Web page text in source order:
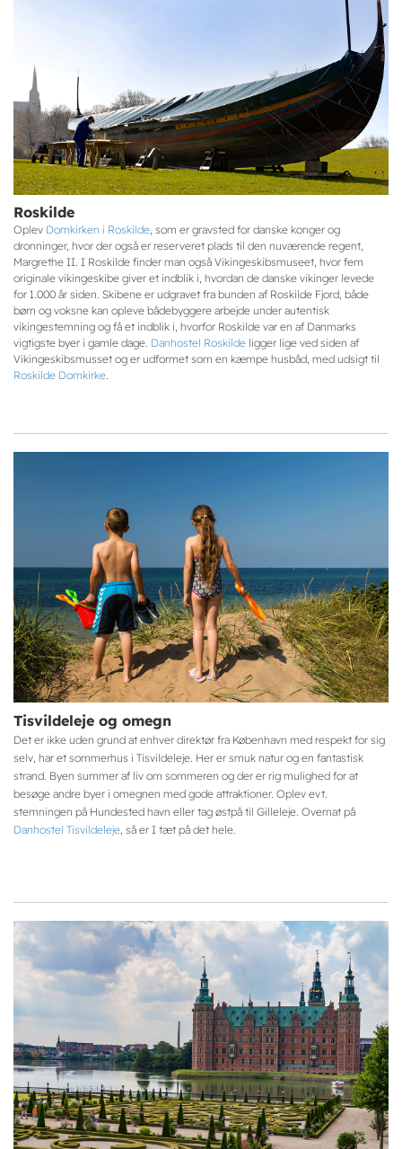
Roskilde
Oplev Domkirken i Roskilde, som er gravsted for danske konger og
dronninger, hvor der også er reserveret plads til den nuværende regent,
Margrethe II. I Roskilde finder man også Vikingeskibsmuseet, hvor fem
originale vikingeskibe giver et indblik i, hvordan de danske vikinger levede
for 1.000 år siden. Skibene er udgravet fra bunden af Roskilde Fjord, både
børn og voksne kan opleve bådebyggere arbejde under autentisk
vikingestemning og få et indblik i, hvorfor Roskilde var en af Danmarks
vigtigste byer i gamle dage. Danhostel Roskilde ligger lige ved siden af
Vikingeskibsmusset og er udformet som en kæmpe husbåd, med udsigt til
Roskilde Domkirke.
Tisvildeleje og omegn
Det er ikke uden grund at enhver direktør fra København med respekt for sig
selv, har et sommerhus i Tisvildeleje. Her er smuk natur og en fantastisk
strand. Byen summer af liv om sommeren og der er rig mulighed for at
besøge andre byer i omegnen med gode attraktioner. Oplev evt.
stemningen på Hundested havn eller tag østpå til Gilleleje. Overnat på
Danhostel Tisvildeleje , så er I tæt på det hele.